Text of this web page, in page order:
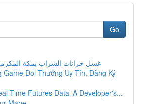
Go
غسل خزانات الشراب بمكة
Game Đổi Thưởng Uy Tín, Đăng Ký
Time Futures Data: A Developer's...